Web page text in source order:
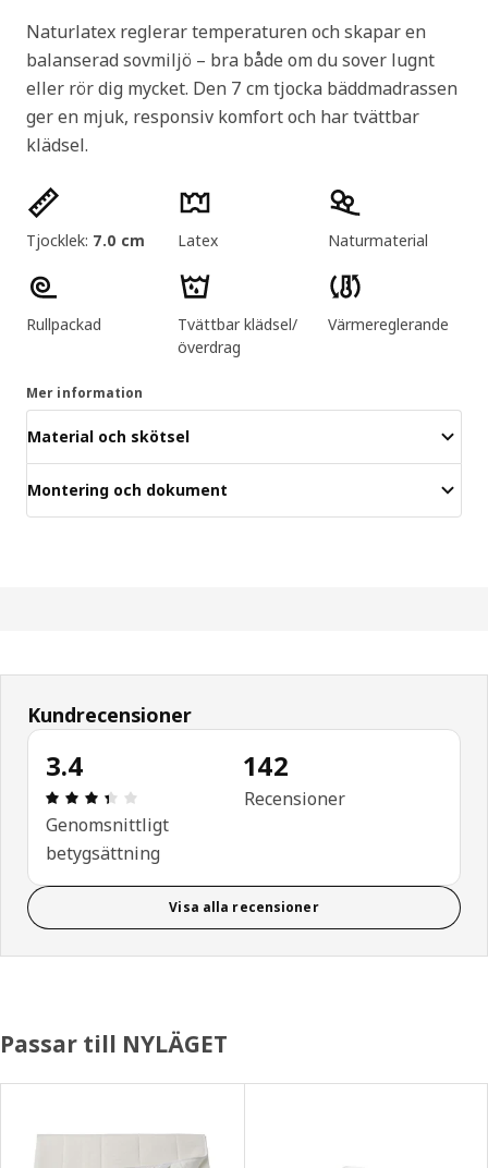
Naturlatex reglerar temperaturen och skapar en
balanserad sovmiljö – bra både om du sover lugnt
eller rör dig mycket. Den 7 cm tjocka bäddmadrassen
ger en mjuk, responsiv komfort och har tvättbar
klädsel.
Produktens egenskaper
Tjocklek: 7.0 cm Latex Naturmaterial
Rullpackad
Tvättbar klädsel/
överdrag
Värmereglerande
Mer information
Material och skötsel
Montering och dokument
Kundrecensioner
3.4
Recension: 3.4 utav 5 stjärnor. Totalt antal
Genomsnittligt
betygsättning
142
Recensioner
Visa alla recensioner
Passar till NYLÄGET